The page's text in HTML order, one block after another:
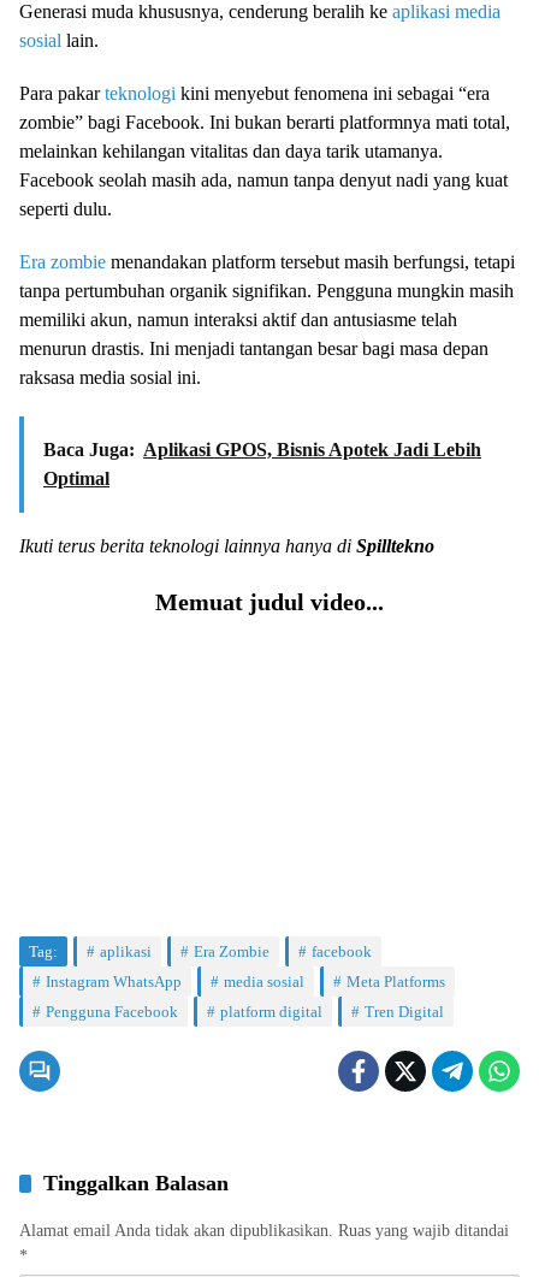
Generasi muda khususnya, cenderung beralih ke aplikasi media
sosial lain.
Para pakarteknologi kini menyebut fenomena ini sebagai “era
zombie” bagi Facebook. Ini bukan berarti platformnya mati total,
melainkan kehilangan vitalitas dan daya tarik utamanya.
Facebook seolah masih ada, namun tanpa denyut nadi yang kuat
seperti dulu.
Era zombie menandakan platform tersebut masih berfungsi, tetapi
tanpa pertumbuhan organik signifikan. Pengguna mungkin masih
memiliki akun, namun interaksi aktif dan antusiasme telah
menurun drastis. Ini menjadi tantangan besar bagi masa depan
raksasa media sosial ini.
Baca Juga: Aplikasi GPOS, Bisnis Apotek Jadi Lebih
Optimal
Ikuti terus berita teknologi lainnya hanya di Spilltekno
Memuat judul video...
Tag: aplikasi Era Zombie
facebook
Instagram WhatsApp
media sosial
Meta Platforms
Pengguna Facebook
platform digital Tren Digital
Tinggalkan Balasan
Alamat email Anda tidak akan dipublikasikan. Ruas yang wajib ditandai
*